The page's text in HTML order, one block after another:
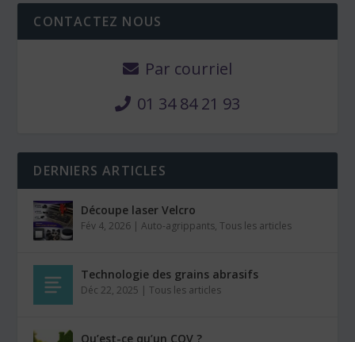
CONTACTEZ NOUS
Par courriel
01 34 84 21 93
DERNIERS ARTICLES
Découpe laser Velcro
Fév 4, 2026 |Auto-agrippants,Tous les articles
Technologie des grains abrasifs
Déc 22, 2025 |Tous les articles
Qu’est-ce qu’un COV ?